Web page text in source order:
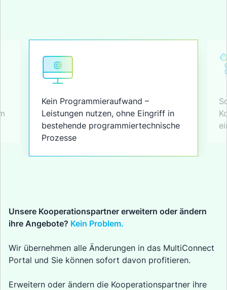
Kein Programmieraufwand –
Leistungen nutzen, ohne Eingriff in
bestehende programmiertechnische
Prozesse
Unsere Kooperationspartner erweitern oder ändern
ihre Angebote? Kein Problem.
Wir übernehmen alle Änderungen in das MultiConnect
Portal und Sie können sofort davon profitieren.
Erweitern oder ändern die Kooperationspartner ihre